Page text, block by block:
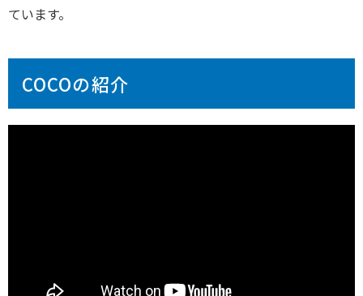
ています。
COCOの紹介